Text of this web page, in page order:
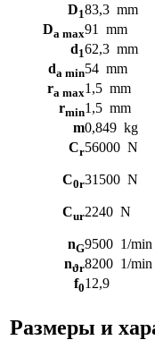
D183,3 mm
Da max91
mm
d162,3 mm
da min54 mm
ra max1,5 mm
rmin1,5 mm
m0,849 kg
Cr56000 N
C0r31500 N
Cur2240 N
nG9500 1/min
nϑr8200 1/min
f012,9
Размеры и